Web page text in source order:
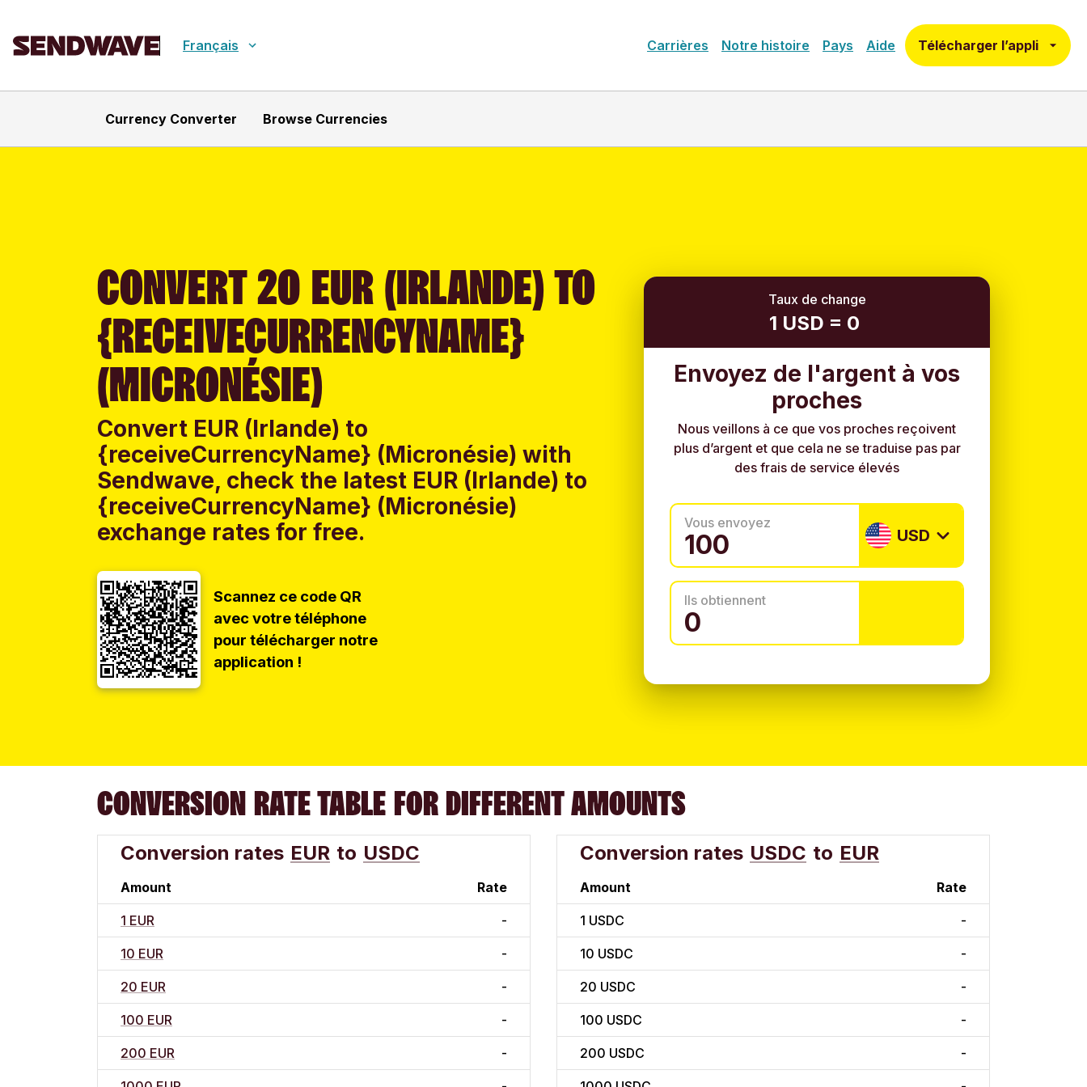
Français Carrières Notre histoire Pays Aide Télécharger l’appli
Currency Converter Browse Currencies
CONVERT 20 EUR (IRLANDE) TO
{RECEIVECURRENCYNAME}
(MICRONÉSIE)
Convert EUR (Irlande) to
{receiveCurrencyName} (Micronésie) with
Sendwave, check the latest EUR (Irlande) to
{receiveCurrencyName} (Micronésie)
exchange rates for free.
Scannez ce code QR
avec votre téléphone
pour télécharger notre
application !
Taux de change
1 USD = 0
Envoyez de l'argent à vos
proches
Nous veillons à ce que vos proches reçoivent
plus d’argent et que cela ne se traduise pas par
des frais de service élevés
Vous envoyez
USD
Ils obtiennent
CONVERSION RATE TABLE FOR DIFFERENT AMOUNTS
Conversion rates EUR to USDC
Amount Rate
1 EUR -
10 EUR -
20 EUR -
100 EUR -
200 EUR -
Conversion rates USDC to EUR
Amount Rate
1 USDC -
10 USDC -
20 USDC -
100 USDC -
200 USDC -